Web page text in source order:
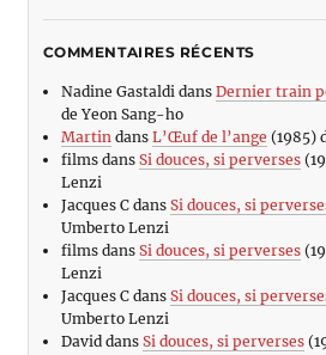
COMMENTAIRES RÉCENTS
Nadine Gastaldi dans Dernier train
de Yeon Sang-ho
Martin dans L’Œuf de l’ange (1985)
filmsdans Si douces, si perverses
Lenzi
Jacques Cdans Si douces, si
Umberto Lenzi
filmsdans Si douces, si perverses
Lenzi
Jacques Cdans Si douces, si
Umberto Lenzi
David dans Si douces, si perverses